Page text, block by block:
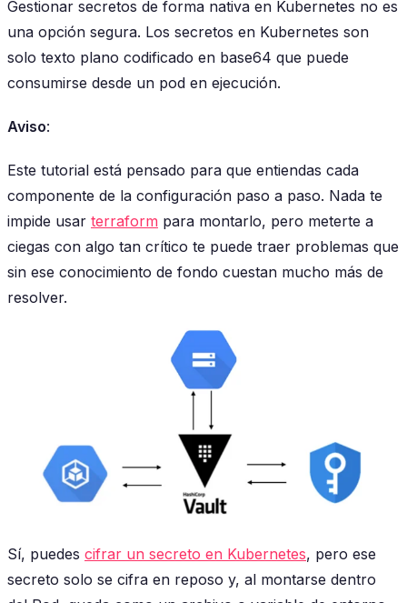
Gestionar secretos de forma nativa en Kubernetes no es
una opción segura. Los secretos en Kubernetes son
solo texto plano codificado en base64 que puede
consumirse desde un pod en ejecución.
Aviso:
Este tutorial está pensado para que entiendas cada
componente de la configuración paso a paso. Nada te
impide usar terraform para montarlo, pero meterte a
ciegas con algo tan crítico te puede traer problemas que
sin ese conocimiento de fondo cuestan mucho más de
resolver.
Sí, puedes cifrar un secreto en Kubernetes, pero ese
secreto solo se cifra en reposo y, al montarse dentro